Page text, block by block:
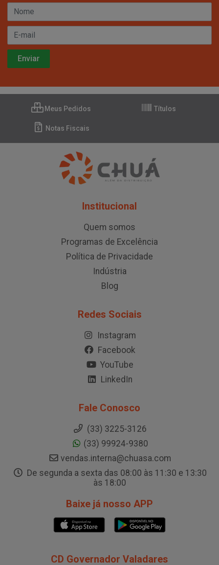
Meus Pedidos Títulos
Notas Fiscais
Institucional
Quem somos
Programas de Excelência
Política de Privacidade
Indústria
Blog
Redes Sociais
Instagram
Facebook
YouTube
LinkedIn
Fale Conosco
(33) 3225-3126
(33) 99924-9380
vendas.interna@chuasa.com
De segunda a sexta das 08:00 às 11:30 e 13:30
às 18:00
Baixe já nosso APP
CD Governador Valadares